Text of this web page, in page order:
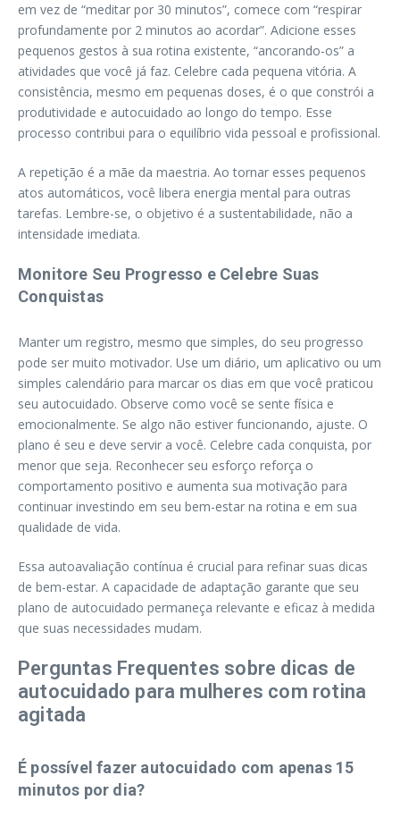
em vez de “meditar por 30 minutos”, comece com “respirar
profundamente por 2 minutos ao acordar”. Adicione esses
pequenos gestos à sua rotina existente, “ancorando-os” a
atividades que você já faz. Celebre cada pequena vitória. A
consistência, mesmo em pequenas doses, é o que constrói a
produtividade e autocuidado ao longo do tempo. Esse
processo contribui para o equilíbrio vida pessoal e profissional.
A repetição é a mãe da maestria. Ao tornar esses pequenos
atos automáticos, você libera energia mental para outras
tarefas. Lembre-se, o objetivo é a sustentabilidade, não a
intensidade imediata.
Monitore Seu Progresso e Celebre Suas
Conquistas
Manter um registro, mesmo que simples, do seu progresso
pode ser muito motivador. Use um diário, um aplicativo ou um
simples calendário para marcar os dias em que você praticou
seu autocuidado. Observe como você se sente física e
emocionalmente. Se algo não estiver funcionando, ajuste. O
plano é seu e deve servir a você. Celebre cada conquista, por
menor que seja. Reconhecer seu esforço reforça o
comportamento positivo e aumenta sua motivação para
continuar investindo em seu bem-estar na rotina e em sua
qualidade de vida.
Essa autoavaliação contínua é crucial para refinar suas dicas
de bem-estar. A capacidade de adaptação garante que seu
plano de autocuidado permaneça relevante e eficaz à medida
que suas necessidades mudam.
Perguntas Frequentes sobre dicas de
autocuidado para mulheres com rotina
agitada
É possível fazer autocuidado com apenas 15
minutos por dia?